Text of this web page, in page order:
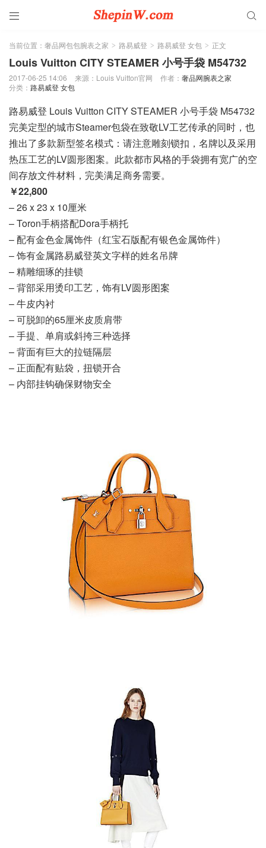
 
当前位置： 奢品网包包腕表之家 > 路易威登 > 路易威登 女包 > 正文
Louis Vuitton CITY STEAMER 小号手袋 M54732
2017-06-25 14:06 来源：Louis Vuitton官网 作者： 奢品网腕表之家
分类： 路易威登 女包
路易威登 Louis Vuitton CITY STEAMER 小号手袋 M54732
完美定型的城市Steamer包袋在致敬LV工艺传承的同时，也
推出了多款新型签名模式：请注意雕刻锁扣，名牌以及采用
热压工艺的LV圆形图案。此款都市风格的手袋拥有宽广的空
间存放文件材料，完美满足商务需要。
￥22,800
– 26 x 23 x 10厘米
– Toron手柄搭配Dora手柄托
– 配有金色金属饰件（红宝石版配有银色金属饰件）
– 饰有金属路易威登英文字样的姓名吊牌
– 精雕细琢的挂锁
– 背部采用烫印工艺，饰有LV圆形图案
– 牛皮内衬
– 可脱卸的65厘米皮质肩带
– 手提、单肩或斜挎三种选择
– 背面有巨大的拉链隔层
– 正面配有贴袋，扭锁开合
– 内部挂钩确保财物安全